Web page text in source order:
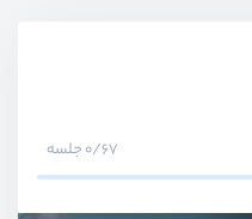
0/67 جلسه